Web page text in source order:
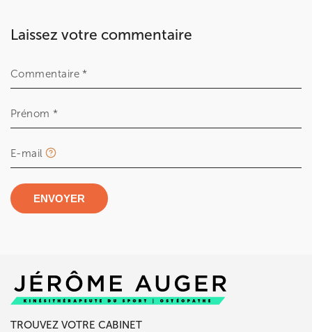
Laissez votre commentaire
Commentaire *
Prénom *
E-mail
ENVOYER
TROUVEZ VOTRE CABINET